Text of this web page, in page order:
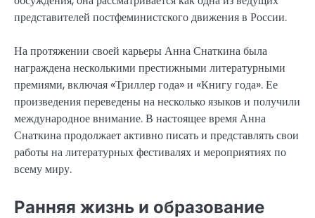
представителей постфеминистского движения в России.
На протяжении своей карьеры Анна Снаткина была
награждена несколькими престижными литературными
премиями, включая «Триллер года» и «Книгу года». Ее
произведения переведены на несколько языков и получили
международное внимание. В настоящее время Анна
Снаткина продолжает активно писать и представлять свои
работы на литературных фестивалях и мероприятиях по
всему миру.
Ранняя жизнь и образование